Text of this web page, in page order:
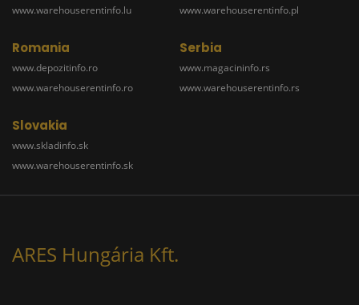
www.warehouserentinfo.lu
www.warehouserentinfo.pl
Romania
www.depozitinfo.ro
www.warehouserentinfo.ro
Serbia
www.magacininfo.rs
www.warehouserentinfo.rs
Slovakia
www.skladinfo.sk
www.warehouserentinfo.sk
ARES Hungária Kft.